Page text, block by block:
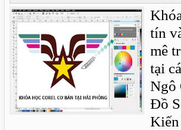
tín
mê
tại
Ngô
Đồ